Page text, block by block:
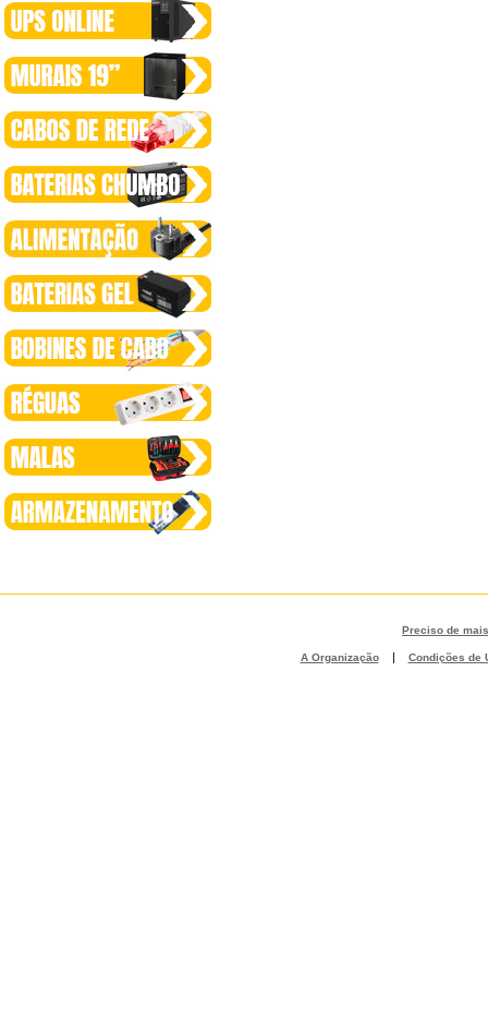
Preciso de
A Organização | Condições de